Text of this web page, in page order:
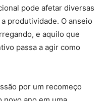
pode afetar diversas
produtividade. O anseio
e aquilo que
passa a agir como
por um recomeço